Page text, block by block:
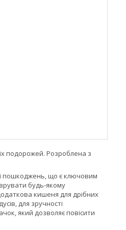
подорожей. Розроблена з
і пошкоджень, що є ключовим
будь-якому
кишеня для дрібних
для зручності
який дозволяє повісити